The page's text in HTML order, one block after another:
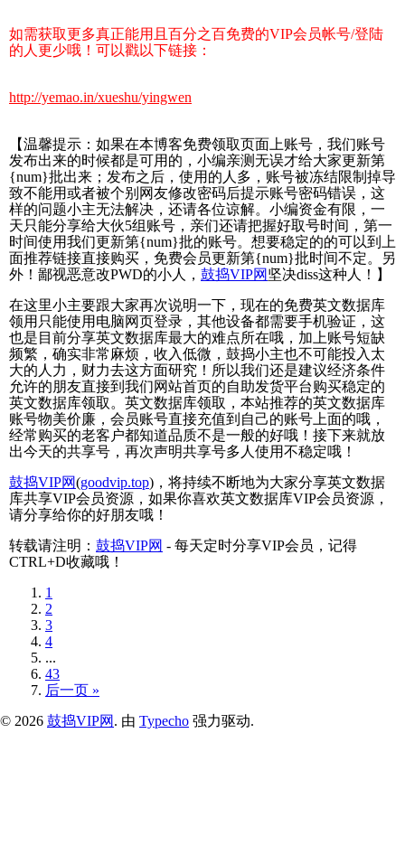
如需获取更多真正能用且百分之百免费的VIP会员帐号/登陆
的人更少哦！可以戳以下链接：
http://yemao.in/xueshu/yingwen
【温馨提示：如果在本博客免费领取页面上账号，我们账号
发布出来的时候都是可用的，小编亲测无误才给大家更新第
{num}批出来；发布之后，使用的人多，账号被冻结限制掉导
致不能用或者被个别网友修改密码后提示账号密码错误，这
样的问题小主无法解决，还请各位谅解。小编资金有限，一
天只能分享给大伙5组账号，亲们还请把握好取号时间，第一
时间使用我们更新第{num}批的账号。想要稳定的的可以到上
面推荐链接直接购买，免费会员更新第{num}批时间不定。另
外！鄙视恶意改PWD的小人， 鼓捣VIP网 坚决diss这种人！】
在这里小主要跟大家再次说明一下，现在的免费英文数据库
领用只能使用电脑网页登录，其他设备都需要手机验证，这
也是目前分享英文数据库最大的难点所在哦，加上账号短缺
频繁，确实非常麻烦，收入低微，鼓捣小主也不可能投入太
大的人力，财力去这方面研究！所以我们还是建议经济条件
允许的朋友直接到我们网站首页的自助发货平台购买稳定的
英文数据库领取。英文数据库领取，本站推荐的英文数据库
账号物美价廉，会员账号直接充值到自己的账号上面的哦，
经常购买的老客户都知道品质不是一般的好哦！接下来就放
出今天的共享号，再次声明共享号多人使用不稳定哦！
鼓捣VIP网(goodvip.top)，将持续不断地为大家分享英文数据
库共享VIP会员资源，如果你喜欢英文数据库VIP会员资源，
请分享给你的好朋友哦！
转载请注明： 鼓捣VIP网 - 每天定时分享VIP会员，记得
CTRL+D收藏哦！
1
2
3
4
...
43
后一页 »
© 2026 鼓捣VIP网 . 由 Typecho 强力驱动.